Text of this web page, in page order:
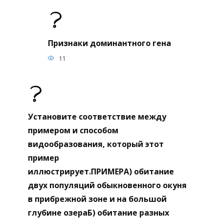
Признаки доминантного гена
11
Установите соответствие между
примером и способом
видообразования, который этот
пример
иллюстрирует.ПРИМЕРА) обитание
двух популяций обыкновенного окуня
в прибрежной зоне и на большой
глубине озераБ) обитание разных